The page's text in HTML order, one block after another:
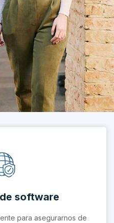
software
para asegurarnos de